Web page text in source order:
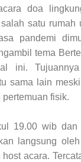
doa
satu rumah
pandemi
tema
ini.
sama lain
fisik.
19.00 wib dan
langsung
acara.